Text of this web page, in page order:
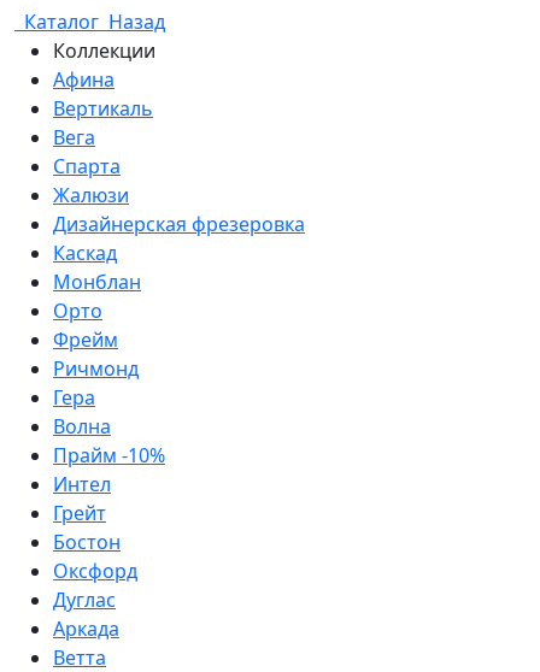
Каталог Назад
Коллекции
Афина
Вертикаль
Вега
Спарта
Жалюзи
Дизайнерская фрезеровка
Каскад
Монблан
Орто
Фрейм
Ричмонд
Гера
Волна
Прайм -10%
Интел
Грейт
Бостон
Оксфорд
Дуглас
Аркада
Ветта